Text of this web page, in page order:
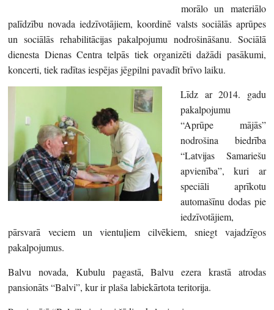
morālo un materiālo
palīdzību novada iedzīvotājiem, koordinē valsts sociālās aprūpes
un sociālās rehabilitācijas pakalpojumu nodrošināšanu. Sociālā
dienesta Dienas Centra telpās tiek organizēti dažādi pasākumi,
koncerti, tiek radītas iespējas jēgpilni pavadīt brīvo laiku.
Līdz ar 2014. gadu
pakalpojumu
“Aprūpe mājās”
nodrošina biedrība
“Latvijas Samariešu
apvienība”, kuri ar
speciāli aprīkotu
automašīnu dodas pie
iedzīvotājiem,
pārsvarā veciem un vientuļiem cilvēkiem, sniegt vajadzīgos
pakalpojumus.
Balvu novada, Kubulu pagastā, Balvu ezera krastā atrodas
pansionāts “Balvi”, kur ir plaša labiekārtota teritorija.